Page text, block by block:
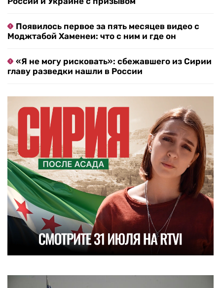
Появилось первое за пять месяцев видео с
Моджтабой Хаменеи: что с ним и где он
«Я не могу рисковать»: сбежавшего из Сирии
главу разведки нашли в России